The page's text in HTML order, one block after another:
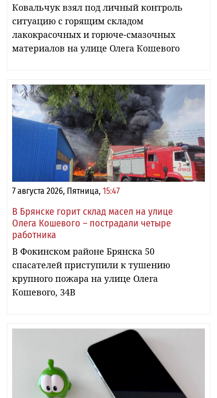
Ковальчук взял под личный контроль
ситуацию с горящим складом
лакокрасочных и горюче-смазочных
материалов на улице Олега Кошевого
7 августа 2026, Пятница, 15:47
В Брянске горит склад масел на улице
Олега Кошевого – пострадали четыре
работника
В Фокинском районе Брянска 50
спасателей приступили к тушению
крупного пожара на улице Олега
Кошевого, 34В